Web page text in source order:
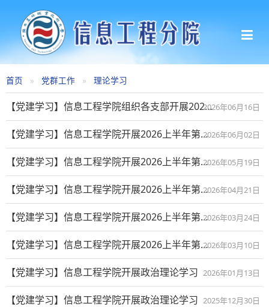
首页 党群工作 理论学习
【党建学习】信息工程学院组织各支部开展2026上半年第十五周政治理论学习
2026年06月16日
【党建学习】信息工程学院开展2026上半年第十三周政治理论学习
2026年06月02日
【党建学习】信息工程学院开展2026上半年第十一周政治理论学习
2026年05月19日
【党建学习】信息工程学院开展2026上半年第七周政治理论学习
2026年04月21日
【党建学习】信息工程学院开展2026上半年第三周政治理论学习
2026年03月24日
【党建学习】信息工程学院开展2026上半年第一周政治理论学习
2026年03月10日
【党建学习】信息工程学院开展政治理论学习 2026年01月13日
【党建学习】信息工程学院开展政治理论学习 2025年12月30日